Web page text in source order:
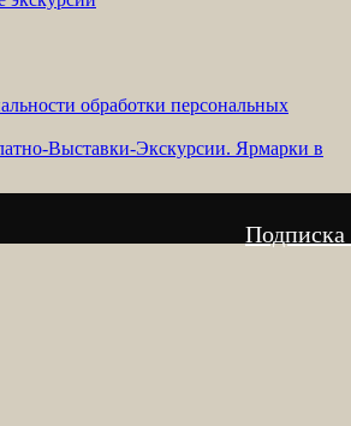
обработки персональных
Выставки-Экскурсии. Ярмарки в
Подписка